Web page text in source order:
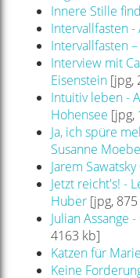
Innere Stille
Intervallfasten -
Intervallfasten
Interview mit
Eisenstein[jpg,
Intuitiv leben -
Hohensee [jpg,
Ja, ich spüre
Susanne
Jarem
Jetzt reicht's! -
Huber[jpg,
Julian Assange
4163 kb]
Katzen für
Keine